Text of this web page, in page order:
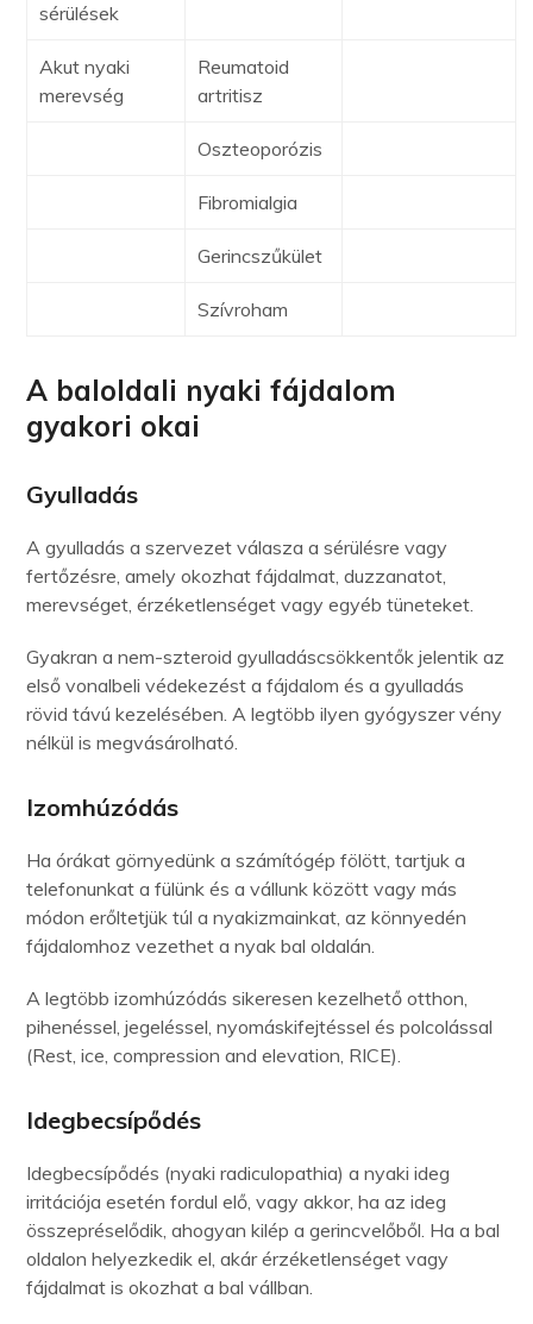
sérülések
Akut nyaki
merevség
Reumatoid
artritisz
Oszteoporózis
Fibromialgia
Gerincszűkület
Szívroham
A baloldali nyaki fájdalom
gyakori okai
Gyulladás
A gyulladás a szervezet válasza a sérülésre vagy
fertőzésre, amely okozhat fájdalmat, duzzanatot,
merevséget, érzéketlenséget vagy egyéb tüneteket.
Gyakran a nem-szteroid gyulladáscsökkentők jelentik az
első vonalbeli védekezést a fájdalom és a gyulladás
rövid távú kezelésében. A legtöbb ilyen gyógyszer vény
nélkül is megvásárolható.
Izomhúzódás
Ha órákat görnyedünk a számítógép fölött, tartjuk a
telefonunkat a fülünk és a vállunk között vagy más
módon erőltetjük túl a nyakizmainkat, az könnyedén
fájdalomhoz vezethet a nyak bal oldalán.
A legtöbb izomhúzódás sikeresen kezelhető otthon,
pihenéssel, jegeléssel, nyomáskifejtéssel és polcolással
(Rest, ice, compression and elevation, RICE).
Idegbecsípődés
Idegbecsípődés (nyaki radiculopathia) a nyaki ideg
irritációja esetén fordul elő, vagy akkor, ha az ideg
összepréselődik, ahogyan kilép a gerincvelőből. Ha a bal
oldalon helyezkedik el, akár érzéketlenséget vagy
fájdalmat is okozhat a bal vállban.